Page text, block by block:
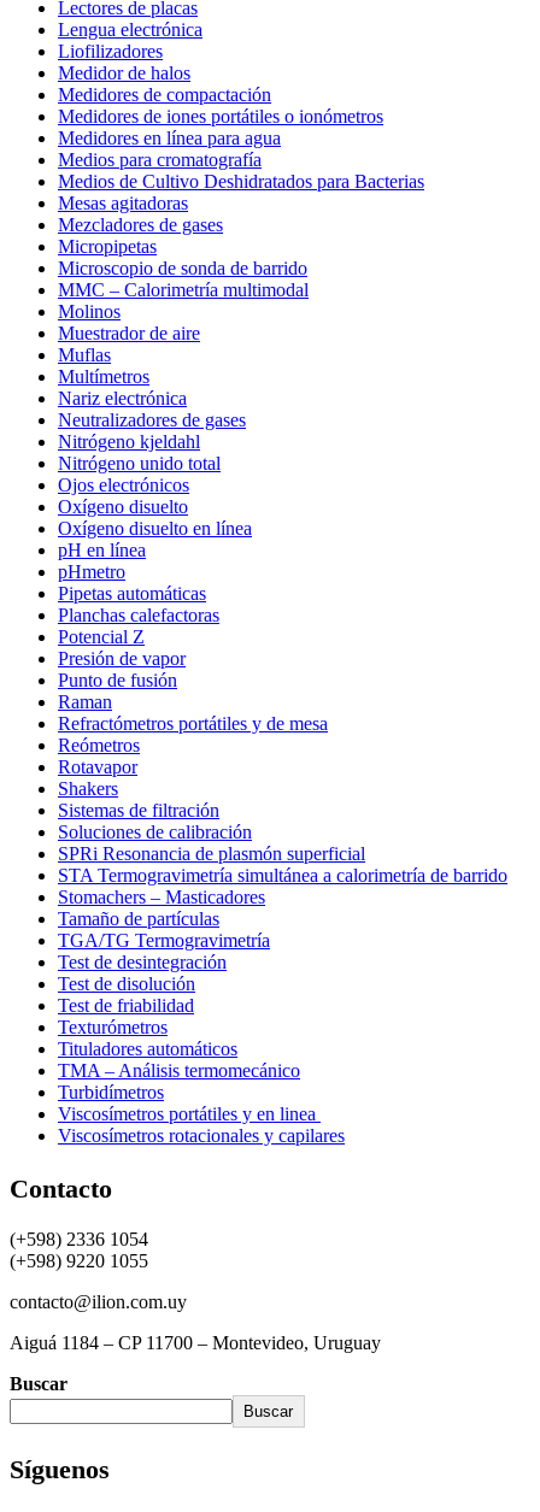
Lectores de placas
Lengua electrónica
Liofilizadores
Medidor de halos
Medidores de compactación
Medidores de iones portátiles o ionómetros
Medidores en línea para agua
Medios para cromatografía
Medios de Cultivo Deshidratados para Bacterias
Mesas agitadoras
Mezcladores de gases
Micropipetas
Microscopio de sonda de barrido
MMC – Calorimetría multimodal
Molinos
Muestrador de aire
Muflas
Multímetros
Nariz electrónica
Neutralizadores de gases
Nitrógeno kjeldahl
Nitrógeno unido total
Ojos electrónicos
Oxígeno disuelto
Oxígeno disuelto en línea
pH en línea
pHmetro
Pipetas automáticas
Planchas calefactoras
Potencial Z
Presión de vapor
Punto de fusión
Raman
Refractómetros portátiles y de mesa
Reómetros
Rotavapor
Shakers
Sistemas de filtración
Soluciones de calibración
SPRi Resonancia de plasmón superficial
STA Termogravimetría simultánea a calorimetría de barrido
Stomachers – Masticadores
Tamaño de partículas
TGA/TG Termogravimetría
Test de desintegración
Test de disolución
Test de friabilidad
Texturómetros
Tituladores automáticos
TMA – Análisis termomecánico
Turbidímetros
Viscosímetros portátiles y en linea
Viscosímetros rotacionales y capilares
Contacto
(+598) 2336 1054
(+598) 9220 1055
contacto@ilion.com.uy
Aiguá 1184 – CP 11700 – Montevideo, Uruguay
Buscar
Buscar
Síguenos